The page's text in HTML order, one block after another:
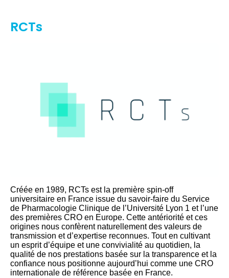
RCTs
Créée en 1989, RCTs est la première spin-off
universitaire en France issue du savoir-faire du Service
de Pharmacologie Clinique de l’Université Lyon 1 et l’une
des premières CRO en Europe. Cette antériorité et ces
origines nous confèrent naturellement des valeurs de
transmission et d’expertise reconnues. Tout en cultivant
un esprit d’équipe et une convivialité au quotidien, la
qualité de nos prestations basée sur la transparence et la
confiance nous positionne aujourd’hui comme une CRO
internationale de référence basée en France.